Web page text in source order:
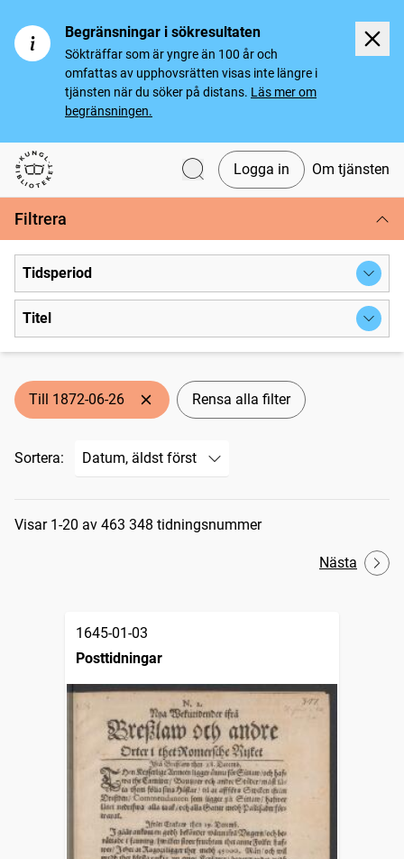
Begränsningar i sökresultaten
Sökträffar som är yngre än 100 år och
omfattas av upphovsrätten visas inte längre i
tjänsten när du söker på distans. Läs mer om
begränsningen.
Svenska tidningar
Logga in Om tjänsten
Filtrera
Tidsperiod
Titel
Till 1872-06-26 Rensa alla filter
Sortera:
Sökresultat
Visar 1-20 av 463 348 tidningsnummer
Nästa
1645-01-03
Posttidningar